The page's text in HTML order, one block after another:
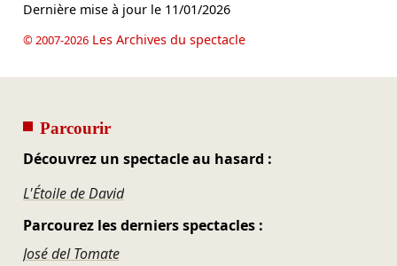
Dernière mise à jour le 11/01/2026
© 2007-2026Les Archives du spectacle
Parcourir
Découvrez un spectacle au hasard :
L'Étoile de David
Parcourez les derniers spectacles :
José del Tomate